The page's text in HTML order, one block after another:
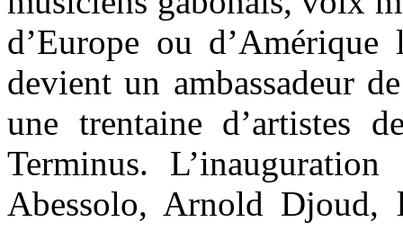
d’Europe ou
devient un ambassadeur
une trentaine d’artistes
Terminus.
Abessolo, Arnold Djoud,